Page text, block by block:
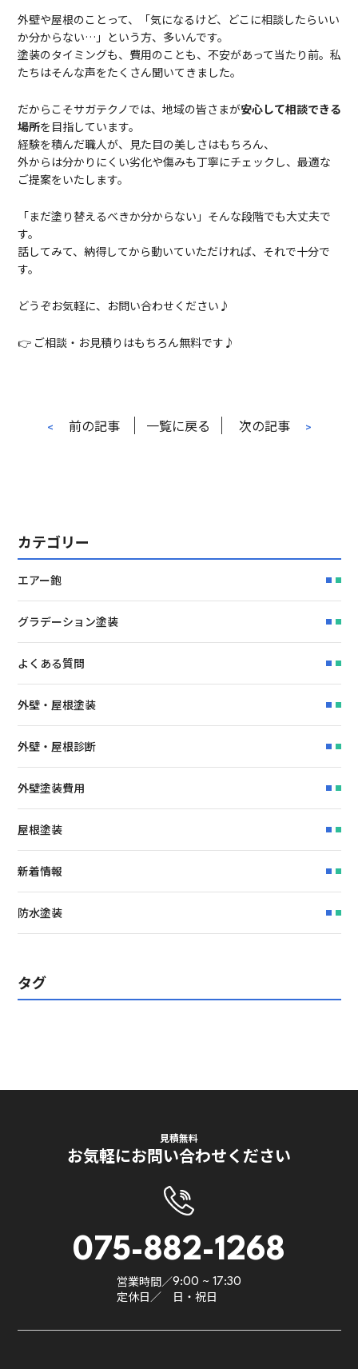
外壁や屋根のことって、「気になるけど、どこに相談したらいい
か分からない…」という方、多いんです。
塗装のタイミングも、費用のことも、不安があって当たり前。私
たちはそんな声をたくさん聞いてきました。
だからこそサガテクノ では、地域の皆さまが安心して相談できる
場所を目指しています。
経験を積んだ職人が、見た目の美しさはもちろん、
外からは分かりにくい劣化や傷みも丁寧にチェックし、最適な
ご提案をいたします。
「まだ塗り替えるべきか分からない」そんな段階でも大丈夫で
す。
話してみて、納得してから動いていただければ、それで十分で
す。
どうぞお気軽に、お問い合わせください♪
👉 ご相談・お見積りはもちろん無料です♪
< 前の記事 一覧に戻る 次の記事 >
カテゴリー
エアー鉋
グラデーション塗装
よくある質問
外壁・屋根塗装
外壁・屋根診断
外壁塗装費用
屋根塗装
新着情報
防水塗装
タグ
見積無料
お気軽にお問い合わせください
075-882-1268
営業時間／9:00 ~ 17:30
定休日／ 日・祝日